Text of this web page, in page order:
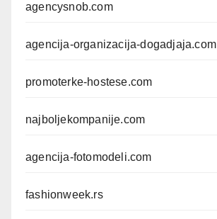
agencysnob.com
agencija-organizacija-dogadjaja.com
promoterke-hostese.com
najboljekompanije.com
agencija-fotomodeli.com
fashionweek.rs